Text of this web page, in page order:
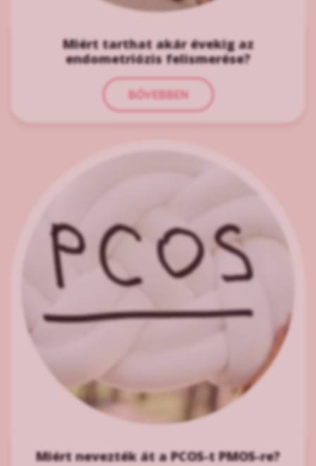
Miért tarthat akár évekig az
endometriózis felismerése?
BŐVEBBEN
Miért nevezték át a PCOS-t PMOS-re?